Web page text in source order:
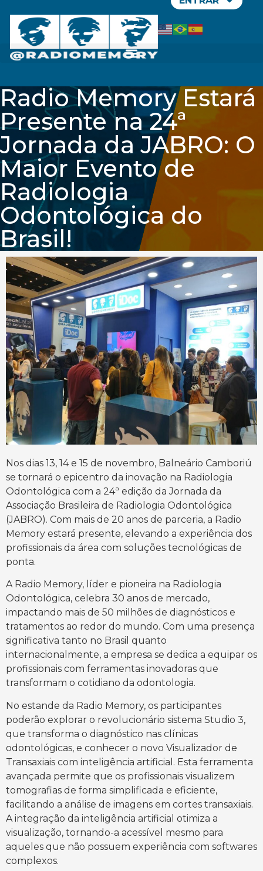
Radio Memory Estará
Presente na 24ª
Jornada da JABRO: O
Maior Evento de
Radiologia
Odontológica do
Brasil!
Nos dias 13, 14 e 15 de novembro, Balneário Camboriú
se tornará o epicentro da inovação na Radiologia
Odontológica com a 24ª edição da Jornada da
Associação Brasileira de Radiologia Odontológica
(JABRO). Com mais de 20 anos de parceria, a Radio
Memory estará presente, elevando a experiência dos
profissionais da área com soluções tecnológicas de
ponta.
A Radio Memory, líder e pioneira na Radiologia
Odontológica, celebra 30 anos de mercado,
impactando mais de 50 milhões de diagnósticos e
tratamentos ao redor do mundo. Com uma presença
significativa tanto no Brasil quanto
internacionalmente, a empresa se dedica a equipar os
profissionais com ferramentas inovadoras que
transformam o cotidiano da odontologia.
No estande da Radio Memory, os participantes
poderão explorar o revolucionário sistema Studio 3,
que transforma o diagnóstico nas clínicas
odontológicas, e conhecer o novo Visualizador de
Transaxiais com inteligência artificial. Esta ferramenta
avançada permite que os profissionais visualizem
tomografias de forma simplificada e eficiente,
facilitando a análise de imagens em cortes transaxiais.
A integração da inteligência artificial otimiza a
visualização, tornando-a acessível mesmo para
aqueles que não possuem experiência com softwares
complexos.